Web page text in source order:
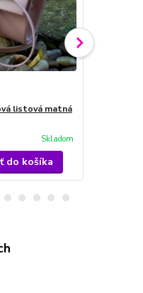
listová matná
Skladom
do košíka